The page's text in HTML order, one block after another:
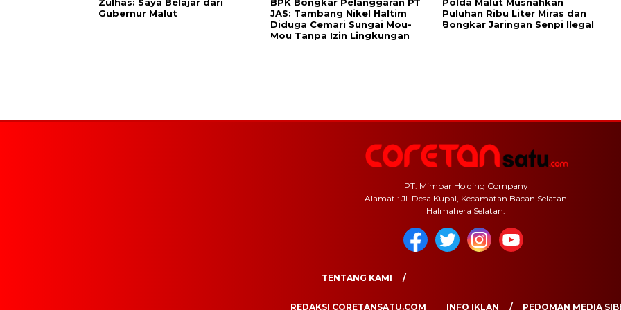
Gubernur Malut
JAS: Tambang Nikel Haltim
Diduga Cemari Sungai Mou-
Mou Tanpa Izin Lingkungan
Puluhan Ribu Liter Miras dan
Bongkar Jaringan Senpi Ilegal
PT. Mimbar Holding Company
Alamat : Jl. Desa Kupal, Kecamatan Bacan Selatan
Halmahera Selatan.
TENTANG KAMI
REDAKSI CORETANSATU.COM INFO IKLAN PEDOMAN MEDIA